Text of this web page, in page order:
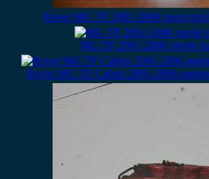
Rover MG TF 2001-2006
MG TF 2001-2006 ταινία
Rover MG TF Cabrio 2001-2006